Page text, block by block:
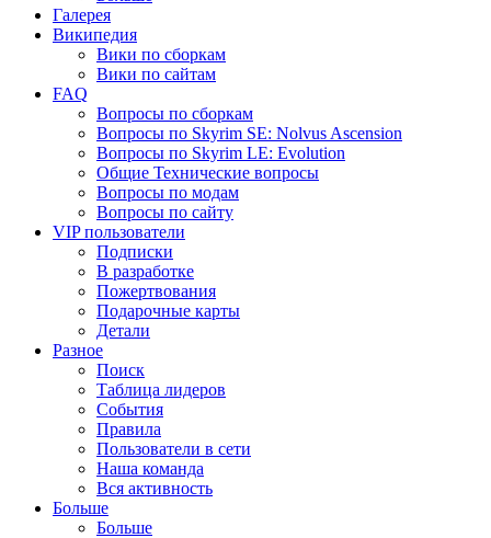
Галерея
Википедия
Вики по сборкам
Вики по сайтам
FAQ
Вопросы по сборкам
Вопросы по Skyrim SE: Nolvus Ascension
Вопросы по Skyrim LE: Evolution
Общие Технические вопросы
Вопросы по модам
Вопросы по сайту
VIP пользователи
Подписки
В разработке
Пожертвования
Подарочные карты
Детали
Разное
Поиск
Таблица лидеров
События
Правила
Пользователи в сети
Наша команда
Вся активность
Больше
Больше